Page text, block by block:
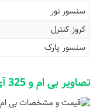
سنسور نور
کروز کنترل
سنسور پارک
تصاویر بی ام و 325 آی ( 325i )